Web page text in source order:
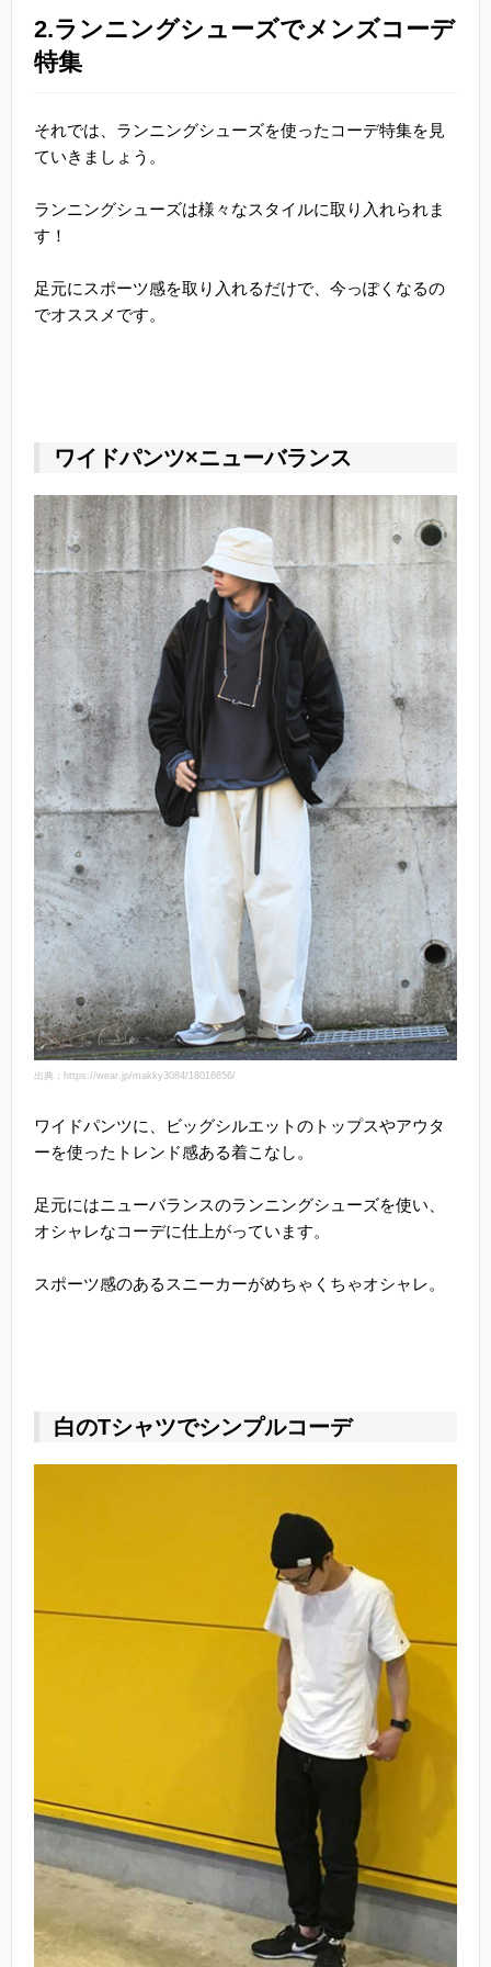
2.ランニングシューズでメンズコーデ
特集
それでは、ランニングシューズを使ったコーデ特集を見
ていきましょう。
ランニングシューズは様々なスタイルに取り入れられま
す！
足元にスポーツ感を取り入れるだけで、今っぽくなるの
でオススメです。
ワイドパンツ×ニューバランス
出典：https://wear.jp/makky3084/18016656/
ワイドパンツに、ビッグシルエットのトップスやアウタ
ーを使ったトレンド感ある着こなし。
足元にはニューバランスのランニングシューズを使い、
オシャレなコーデに仕上がっています。
スポーツ感のあるスニーカーがめちゃくちゃオシャレ。
白のTシャツでシンプルコーデ